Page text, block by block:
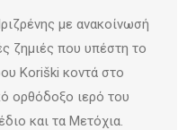
με ανακοίνωσή
ζημιές που υπέστη το
Koriški κοντά στο
ορθόδοξο ιερό του
και τα Μετόχια.